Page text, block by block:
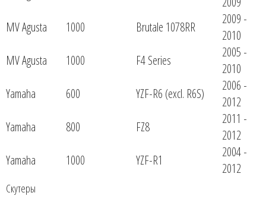
MV Agusta
1000 Brutale 1078RR
2009 -
2010
MV Agusta
1000 F4 Series
2005 -
2010
Yamaha
600 YZF-R6 (excl. R6S)
2006 -
2012
Yamaha
800 FZ8
2011 -
2012
Yamaha
1000 YZF-R1
2004 -
2012
Скутеры